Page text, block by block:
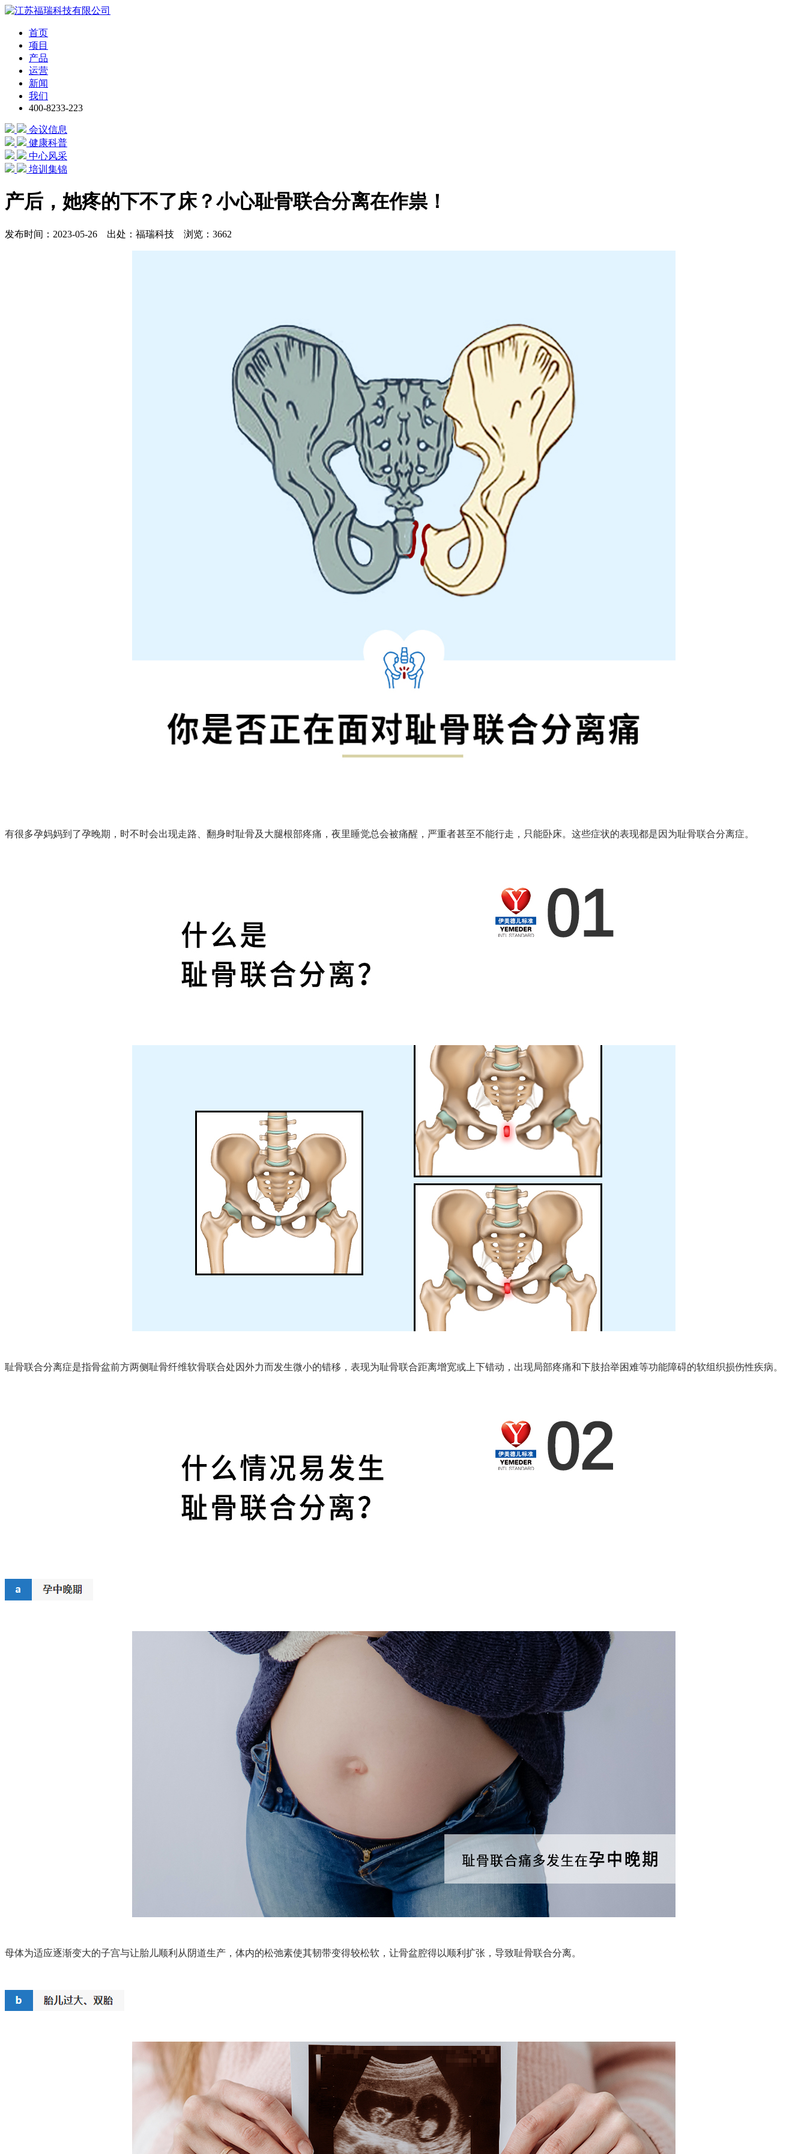
首页
项目
产品
运营
新闻
我们
400-8233-223
会议信息
健康科普
中心风采
培训集锦
产后，她疼的下不了床？小心耻骨联合分离在作祟！
发布时间：2023-05-26 出处：福瑞科技 浏览：3662
有很多孕妈妈到了孕晚期，时不时会出现走路、翻身时耻骨及大腿根部疼痛，夜里睡觉总会被痛醒，严重者甚至不能行走，只能卧床。这些症状的表现都是因为耻骨联合分离症。
耻骨联合分离症是指骨盆前方两侧耻骨纤维软骨联合处因外力而发生微小的错移，表现为耻骨联合距离增宽或上下错动，出现局部疼痛和下肢抬举困难等功能障碍的软组织损伤性疾病。
母体为适应逐渐变大的子宫与让胎儿顺利从阴道生产，体内的松弛素使其韧带变得较松软，让骨盆腔得以顺利扩张，导致耻骨联合分离。